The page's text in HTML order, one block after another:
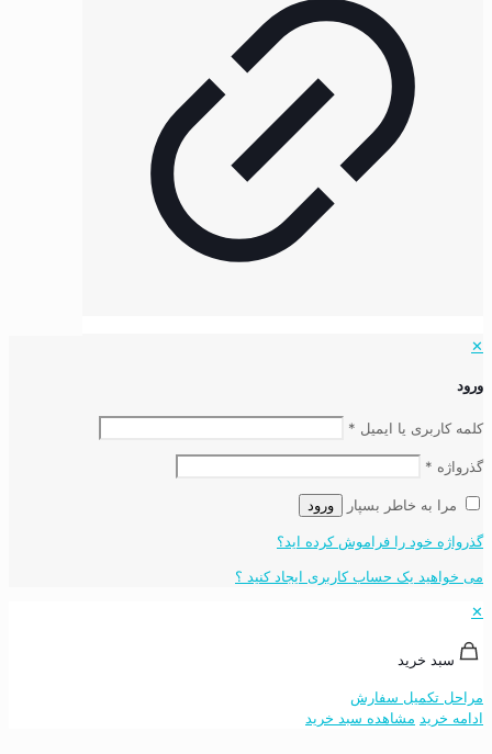
✕
ورود
کلمه کاربری یا ایمیل *
گذرواژه *
مرا به خاطر بسپار ورود
گذرواژه خود را فراموش کرده اید؟
می خواهید یک حساب کاربری ایجاد کنید ؟
✕
سبد خرید
مراحل تکمیل سفارش
ادامه خرید مشاهده سبد خرید